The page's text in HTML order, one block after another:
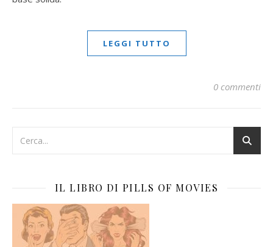
LEGGI TUTTO
0 commenti
IL LIBRO DI PILLS OF MOVIES